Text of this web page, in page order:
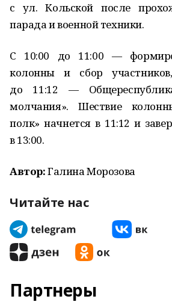
с ул. Кольской после
парада и военной техники.
С 10:00 до 11:00 —
колонны и сбор
до 11:12 —
молчания». Шествие
полк» начнется в 11:12 и
в 13:00.
Автор:Галина Морозова
Читайте нас
Партнеры